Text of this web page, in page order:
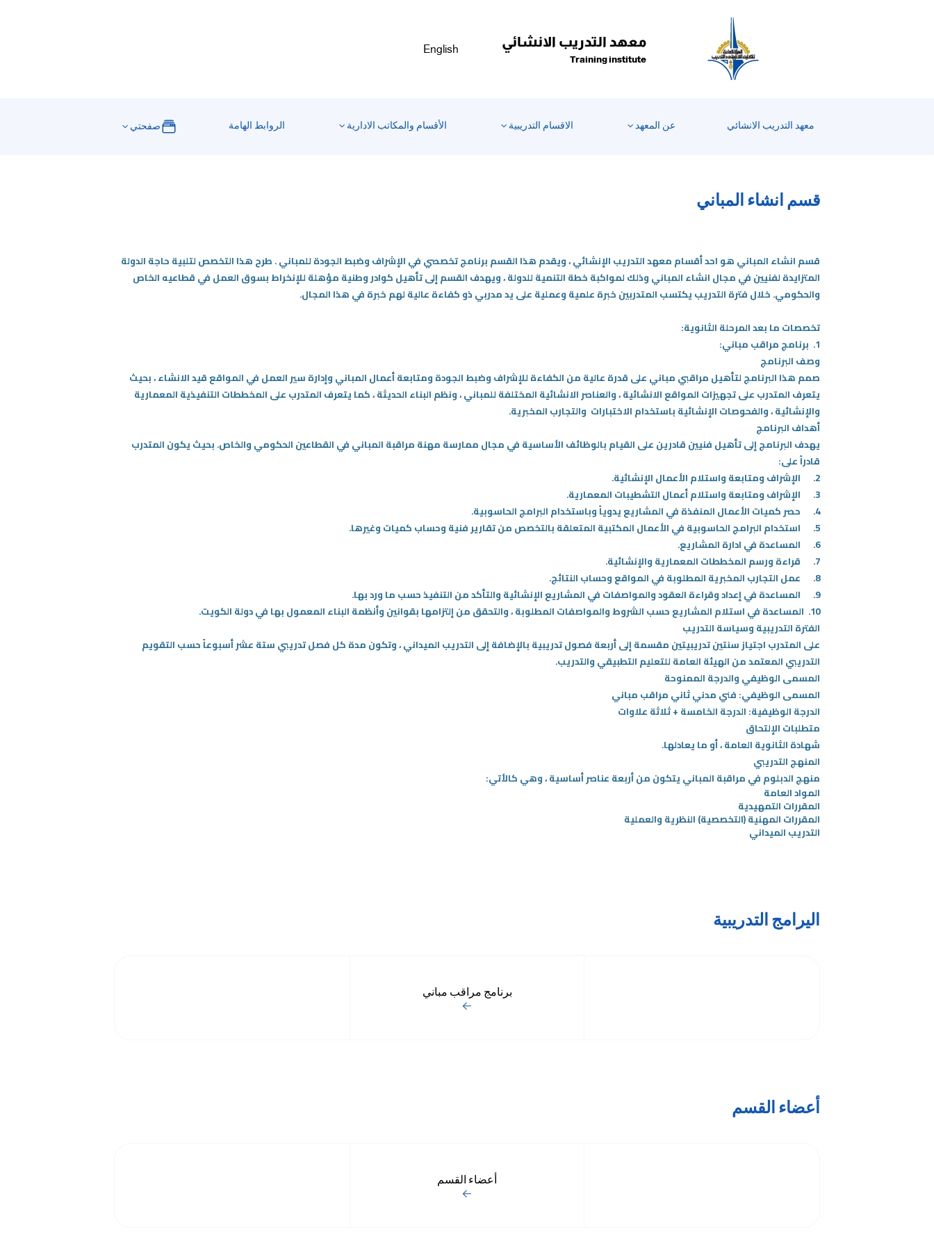
معهد التدريب الانشائي
Training institute
English
معهد التدريب الانشائي عن المعهد الاقسام التدريبية الأقسام والمكاتب الادارية الروابط الهامة صفحتي
قسم انشاء المباني
قسم انشاء المباني هو احد أقسام معهد التدريب الإنشائي ، ويقدم هذا القسم برنامج تخصصي في الإشراف وضبط الجودة للمباني . طرح هذا التخصص لتلبية حاجة الدولة
المتزايدة لفنيين في مجال انشاء المباني وذلك لمواكبة خطة التنمية للدولة ، ويهدف القسم إلى تأهيل كوادر وطنية مؤهلة للإنخراط بسوق العمل في قطاعيه الخاص
والحكومي. خلال فترة التدريب يكتسب المتدربين خبرة علمية وعملية على يد مدربي ذو كفاءة عالية لهم خبرة في هذا المجال.
تخصصات ما بعد المرحلة الثانوية:
1. برنامج مراقب مباني:
وصف البرنامج
صمم هذا البرنامج لتأهيل مراقبي مباني على قدرة عالية من الكفاءة للإشراف وضبط الجودة ومتابعة أعمال المباني وإدارة سير العمل في المواقع قيد الانشاء ، بحيث
يتعرف المتدرب على تجهيزات المواقع الانشائية ، والعناصر الانشائية المختلفة للمباني ، ونظم البناء الحديثة ، كما يتعرف المتدرب على المخططات التنفيذية المعمارية
والإنشائية ، والفحوصات الإنشائية باستخدام الاختبارات والتجارب المخبرية.
أهداف البرنامج
يهدف البرنامج إلى تأهيل فنيين قادرين على القيام بالوظائف الأساسية في مجال ممارسة مهنة مراقبة المباني في القطاعين الحكومي والخاص. بحيث يكون المتدرب
قادراً على:
2. الإشراف ومتابعة واستلام الأعمال الإنشائية.
3. الإشراف ومتابعة واستلام أعمال التشطيبات المعمارية.
4. حصر كميات الأعمال المنفذة في المشاريع يدوياً وباستخدام البرامج الحاسوبية.
5. استخدام البرامج الحاسوبية في الأعمال المكتبية المتعلقة بالتخصص من تقارير فنية وحساب كميات وغيرها.
6. المساعدة في ادارة المشاريع.
7. قراءة ورسم المخططات المعمارية والإنشائية.
8. عمل التجارب المخبرية المطلوبة في المواقع وحساب النتائج.
9. المساعدة في إعداد وقراءة العقود والمواصفات في المشاريع الإنشائية والتأكد من التنفيذ حسب ما ورد بها.
10. المساعدة في استلام المشاريع حسب الشروط والمواصفات المطلوبة ، والتحقق من إلتزامها بقوانين وأنظمة البناء المعمول بها في دولة الكويت.
الفترة التدريبية وسياسة التدريب
على المتدرب اجتياز سنتين تدريبيتين مقسمة إلى أربعة فصول تدريبية بالإضافة إلى التدريب الميداني ، وتكون مدة كل فصل تدريبي ستة عشر أسبوعاً حسب التقويم
التدريبي المعتمد من الهيئة العامة للتعليم التطبيقي والتدريب.
المسمى الوظيفي والدرجة الممنوحة
المسمى الوظيفي: فني مدني ثاني مراقب مباني
الدرجة الوظيفية: الدرجة الخامسة + ثلاثة علاوات
متطلبات الإلتحاق
شهادة الثانوية العامة ، أو ما يعادلها.
المنهج التدريبي
منهج الدبلوم في مراقبة المباني يتكون من أربعة عناصر أساسية ، وهي كالأتي:
المواد العامة
المقررات التمهيدية
المقررات المهنية (التخصصية) النظرية والعملية
التدريب الميداني
اليرامج التدريبية
برنامج مراقب مباني
أعضاء القسم
أعضاء القسم